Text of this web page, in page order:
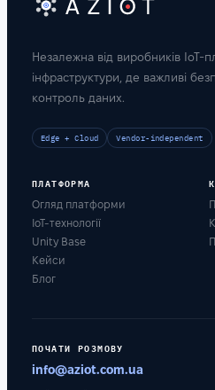
Незалежна від виробників IoT-
інфраструктури, де важливі
контроль даних.
Edge + Cloud Vendor-independent
ПЛАТФОРМА
Огляд платформи
IoT-технології
Unity Base
Кейси
Блог
ПОЧАТИ РОЗМОВУ
info@aziot.com.ua